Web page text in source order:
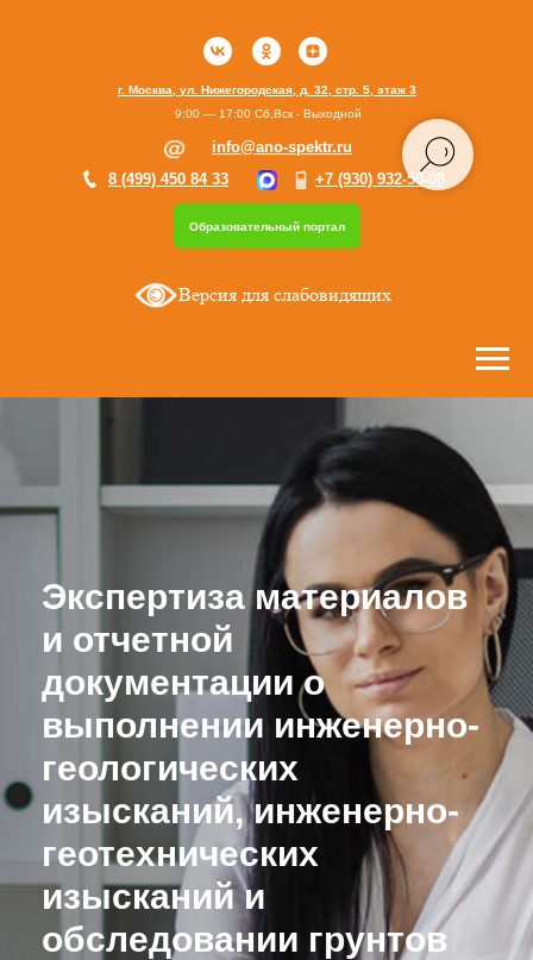
Образовательный портал
г. Москва, ул. Нижегородская, д. 32, стр. 5, этаж 3
+7 (930) 932-50-08
8 (499) 450 84 33
info@ano-spektr.ru
9:00 — 17:00 Сб,Вск - Выходной
Версия для слабовидящих
Экспертиза материалов
и отчетной
документации о
выполнении инженерно-
геологических
изысканий, инженерно-
геотехнических
изысканий и
обследовании грунтов